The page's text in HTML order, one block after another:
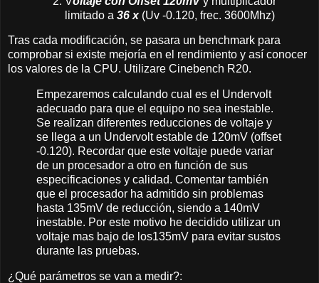
limitado a 36 x(Uv -0.120, frec. 3600Mhz)
Tras cada modificación, se pasara un benchmark para
comprobar si existe mejoría en el rendimiento y así conocer
los valores de la CPU. Utilizare Cinebench R20.
Empezaremos calculando cual es el Undervolt
adecuado para que el equipo no sea inestable.
Se realizan diferentes reducciones de voltaje y
se llega a un Undervolt estable de 120mV (offset
-0.120). Recordar que este voltaje puede variar
de un procesador a otro en función de sus
especificaciones y calidad. Comentar también
que el procesador ha admitido sin problemas
hasta 135mV de reducción, siendo a 140mV
inestable. Por este motivo he decidido utilizar un
voltaje mas bajo de los135mV para evitar sustos
durante las pruebas.
¿Qué parámetros se van a medir?: